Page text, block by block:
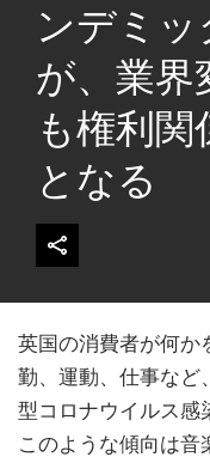
ンデミ
が、業界
も権利
となる
英国の消費者が何か
勤、運動、仕事など
型コロナウイルス感
このような傾向は音